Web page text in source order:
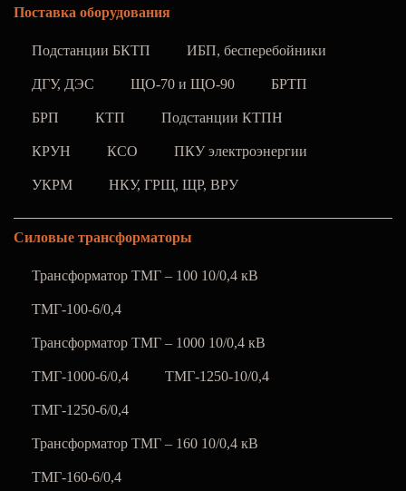
Поставка оборудования
Подстанции БКТП ИБП, бесперебойники
ДГУ, ДЭС ЩО-70 и ЩО-90 БРТП
БРП КТП Подстанции КТПН
КРУН КСО ПКУ электроэнергии
УКРМ НКУ, ГРЩ, ЩР, ВРУ
Силовые трансформаторы
Трансформатор ТМГ – 100 10/0,4 кВ
ТМГ-100-6/0,4
Трансформатор ТМГ – 1000 10/0,4 кВ
ТМГ-1000-6/0,4 ТМГ-1250-10/0,4
ТМГ-1250-6/0,4
Трансформатор ТМГ – 160 10/0,4 кВ
ТМГ-160-6/0,4